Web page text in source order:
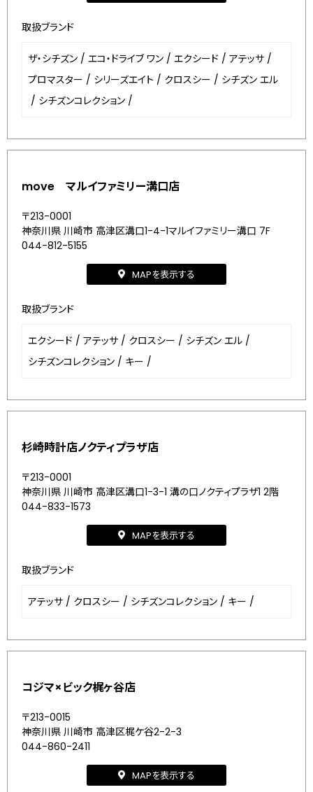
取扱ブランド
ザ・シチズン / エコ・ドライブ ワン / エクシード / アテッサ /
プロマスター / シリーズエイト / クロスシー / シチズン エル
/ シチズンコレクション /
move マルイファミリー溝口店
〒213-0001
神奈川県 川崎市 高津区溝口1-4-1マルイファミリー溝口 7F
044-812-5155
MAPを表示する
取扱ブランド
エクシード / アテッサ / クロスシー / シチズン エル /
シチズンコレクション / キー /
杉崎時計店ノクティプラザ店
〒213-0001
神奈川県 川崎市 高津区溝口1-3-1 溝の口ノクティプラザ1 2階
044-833-1573
MAPを表示する
取扱ブランド
アテッサ / クロスシー / シチズンコレクション / キー /
コジマ×ビック梶ヶ谷店
〒213-0015
神奈川県 川崎市 高津区梶ケ谷2-2-3
044-860-2411
MAPを表示する